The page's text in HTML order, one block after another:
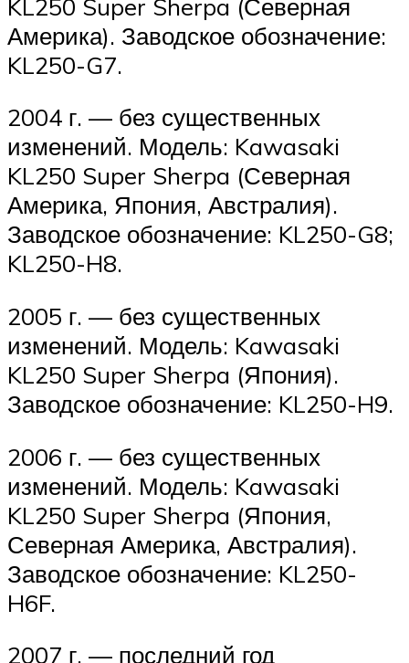
KL250 Super Sherpa (Северная
Америка). Заводское обозначение:
KL250-G7.
2004 г. — без существенных
изменений. Модель: Kawasaki
KL250 Super Sherpa (Северная
Америка, Япония, Австралия).
Заводское обозначение: KL250-G8;
KL250-H8.
2005 г. — без существенных
изменений. Модель: Kawasaki
KL250 Super Sherpa (Япония).
Заводское обозначение: KL250-H9.
2006 г. — без существенных
изменений. Модель: Kawasaki
KL250 Super Sherpa (Япония,
Северная Америка, Австралия).
Заводское обозначение: KL250-
H6F.
2007 г. — последний год